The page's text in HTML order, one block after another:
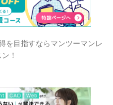
を目指すならマンツーマンレ
！